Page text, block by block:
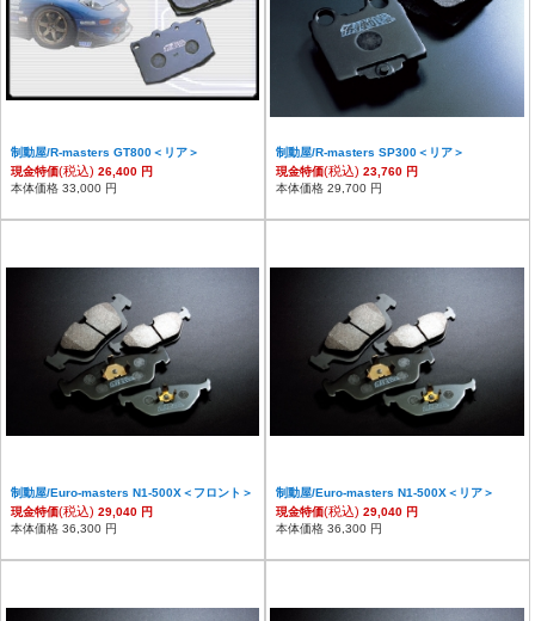
制動屋/R-masters GT800＜リア＞
現金特価(税込) 26,400 円
本体価格 33,000 円
制動屋/R-masters SP300＜リア＞
現金特価(税込) 23,760 円
本体価格 29,700 円
制動屋/Euro-masters N1-500X＜フロント＞
現金特価(税込) 29,040 円
本体価格 36,300 円
制動屋/Euro-masters N1-500X＜リア＞
現金特価(税込) 29,040 円
本体価格 36,300 円